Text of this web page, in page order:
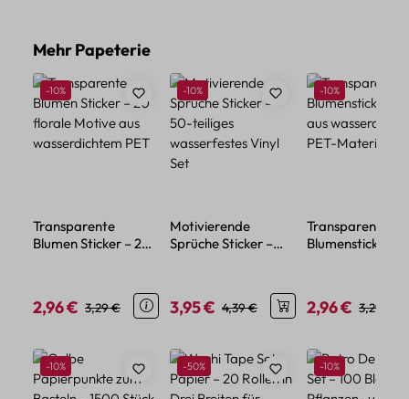
Produktgalerie überspringen
Mehr Papeterie
Rabatt
-10%
Transparente
Blumen Sticker – 20
Verkaufspreis:
2,96 € Regulärer Preis:
3,29 €
Rabatt
-10%
Motivierende
Sprüche Sticker –
Verkaufspreis:
3,95 € Regulärer Preis:
4,39 €
Rabatt
-10%
Transparente
Blumensticker –
Verkaufspreis:
2,96 € 3,29 €
Produktgalerie überspringen
Rabatt
-10% Rabatt
-50% Rabatt
-10%